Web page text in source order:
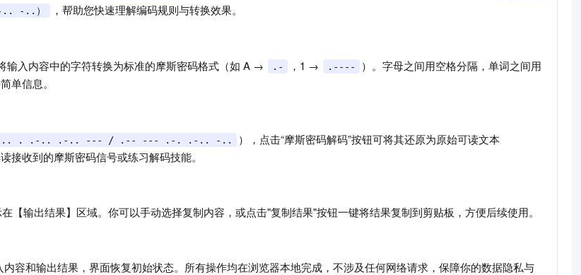
-..）
，帮助您快速理解编码规则与转换效果。
输入内容中的字符转换为标准的摩斯密码格式（如 A → .- ，1 → .---- ）。字母之间用空格分隔，单词之间用
单信息。
. .-.. .-.. --- / .-- --- .-. .-.. -..
），点击“摩斯密码解码”按钮可将其还原为原始可读文本
接收到的摩斯密码信号或练习解码技能。
【输出结果】区域。你可以手动选择复制内容，或点击"复制结果"按钮一键将结果复制到剪贴板，方便后续使用。
容和输出结果，界面恢复初始状态。所有操作均在浏览器本地完成，不涉及任何网络请求，保障你的数据隐私与